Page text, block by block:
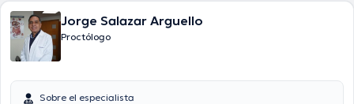
Jorge Salazar Arguello
Proctólogo
Sobre el especialista